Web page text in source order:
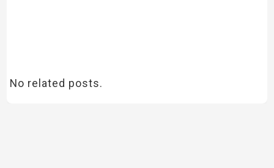
No related posts.